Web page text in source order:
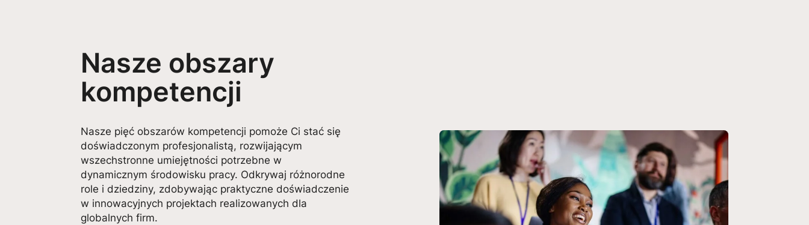
Nasze obszary
kompetencji
Nasze pięć obszarów kompetencji pomoże Ci stać się
doświadczonym profesjonalistą, rozwijającym
wszechstronne umiejętności potrzebne w
dynamicznym środowisku pracy. Odkrywaj różnorodne
role i dziedziny, zdobywając praktyczne doświadczenie
w innowacyjnych projektach realizowanych dla
globalnych firm.